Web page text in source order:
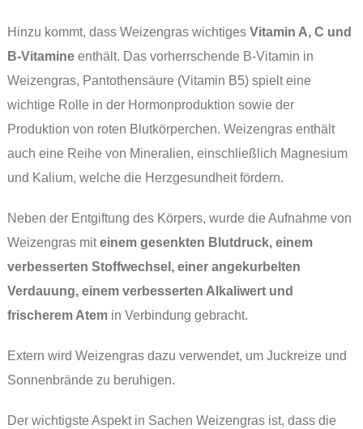
Hinzu kommt, dass Weizengras wichtiges Vitamin A, C und
B-Vitamineenthält. Das vorherrschende B-Vitamin in
Weizengras, Pantothensäure (Vitamin B5) spielt eine
wichtige Rolle in der Hormonproduktion sowie der
Produktion von roten Blutkörperchen. Weizengras enthält
auch eine Reihe von Mineralien, einschließlich Magnesium
und Kalium, welche die Herzgesundheit fördern.
Neben der Entgiftung des Körpers, wurde die Aufnahme von
Weizengras miteinem gesenkten Blutdruck, einem
verbesserten Stoffwechsel, einer angekurbelten
Verdauung, einem verbesserten Alkaliwert und
frischerem Atemin Verbindung gebracht.
Extern wird Weizengras dazu verwendet, um Juckreize und
Sonnenbrände zu beruhigen.
Der wichtigste Aspekt in Sachen Weizengras ist, dass die